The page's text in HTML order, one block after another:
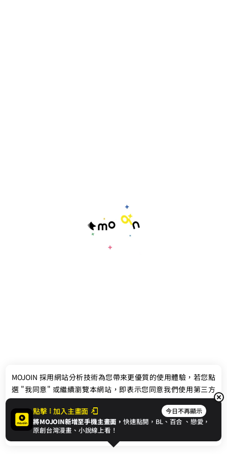
聯絡我們
© 2024 gamania Digital Entertainment Co., Ltd.
點擊 加入主畫面 今日不再顯示
將MOJOIN新增至手機主畫面，快速點開，BL、 百合 、戀愛，
原創台灣漫畫、小說線上看！
MOJOIN 採用網站分析技術為您帶來更優質的使用體驗，若您點
選 "我同意" 或繼續瀏覽本網站，即表示您同意我們使用第三方
Cookie，欲瞭解更多資訊請見隱私權政策。
我同意